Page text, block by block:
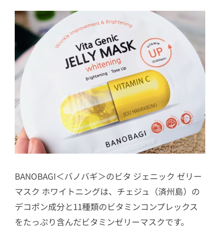
BANOBAGI＜バノバギ＞のビタ ジェニック ゼリー
マスク ホワイトニングは、チェジュ（済州島）の
デコポン成分と11種類のビタミンコンプレックス
をたっぷり含んだビタミンゼリーマスクです。